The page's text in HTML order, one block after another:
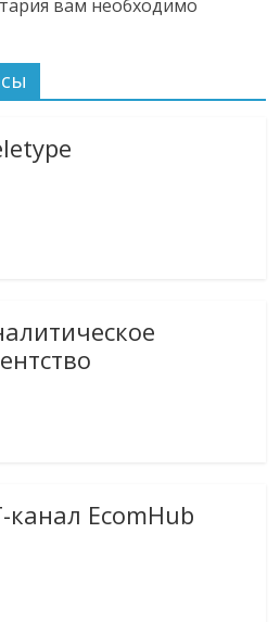
вам необходимо
канал EcomHub